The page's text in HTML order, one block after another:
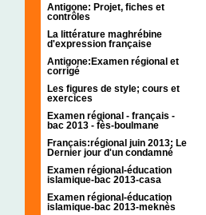
Antigone: Projet, fiches et
contrôles
La littérature maghrébine
d'expression française
Antigone:Examen régional et
corrigé
Les figures de style; cours et
exercices
Examen régional - français -
bac 2013 - fès-boulmane
Français:régional juin 2013; Le
Dernier jour d'un condamné
Examen régional-éducation
islamique-bac 2013-casa
Examen régional-éducation
islamique-bac 2013-meknès